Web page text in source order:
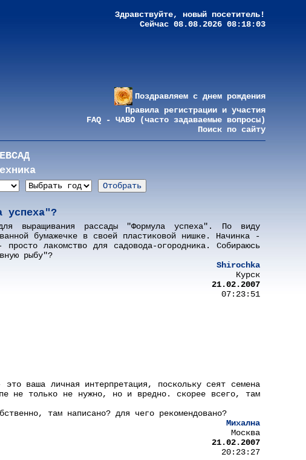
Здравствуйте, новый посетитель!
Сейчас 08.08.2026 08:18:03
Поздравляем с днем рождения
Правила регистрации и участия
FAQ - ЧАВО (часто задаваемые вопросы)
Поиск по сайту
успеха"?
выращивания рассады "Формула успеха". По виду
бумажечке в своей пластиковой нишке. Начинка -
лакомство для садовода-огородника. Собираюсь
рыбу"?
Shirochka
Курск
21.02.2007
07:23:51
ваша личная интерпретация, поскольку сеят семена
не только не нужно, но и вредно. скорее всего, там
там написано? для чего рекомендовано?
Михална
Москва
21.02.2007
20:23:27